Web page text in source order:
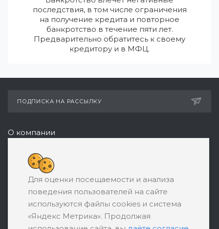
последствия, в том числе ограничения
на получение кредита и повторное
банкротство в течение пяти лет.
Предварительно обратитесь к своему
кредитору и в МФЦ.
ПОДПИСКА НА РАССЫЛКУ
О компании
Реквизиты
8 (800) 550-08-77
ЗАКАЗАТЬ ЗВОНОК
support@ratingbankrotstva.ru
111398, Москва, ул. Плеханова, д. 30,
Для оценки посещаемости и анализа
поведения пользователей на сайте
используются файлы cookies и система
«Яндекс Метрика». Продолжая